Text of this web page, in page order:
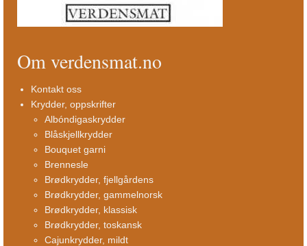
Om verdensmat.no
Kontakt oss
Krydder, oppskrifter
Albóndigaskrydder
Blåskjellkrydder
Bouquet garni
Brennesle
Brødkrydder, fjellgårdens
Brødkrydder, gammelnorsk
Brødkrydder, klassisk
Brødkrydder, toskansk
Cajunkrydder, mildt